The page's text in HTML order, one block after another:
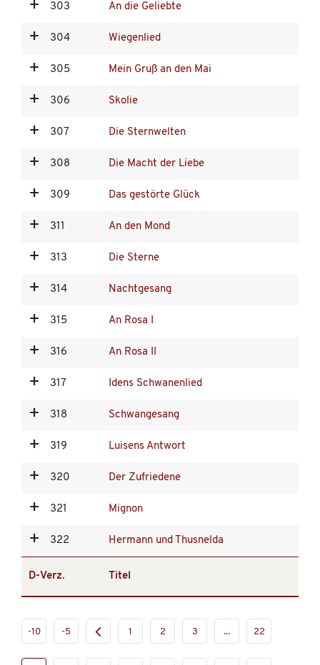
303 An die Geliebte
304 Wiegenlied
305 Mein Gruß an den Mai
306 Skolie
307 Die Sternwelten
308 Die Macht der Liebe
309 Das gestörte Glück
311 An den Mond
313 Die Sterne
314 Nachtgesang
315 An Rosa I
316 An Rosa II
317 Idens Schwanenlied
318 Schwangesang
319 Luisens Antwort
320 Der Zufriedene
321 Mignon
322 Hermann und Thusnelda
D-Verz. Titel
-10 -5 1 2 3 ... 22